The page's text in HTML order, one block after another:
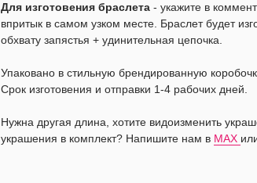
Для изготовения браслета - укажите в
впритык в самом узком месте. Браслет будет
обхвату запястья + удинительная цепочка.
Упаковано в стильную брендированную
Срок изготовения и отправки 1-4 рабочих дней.
Нужна другая длина, хотите видоизменить
украшения в комплект? Напишите нам в MAX